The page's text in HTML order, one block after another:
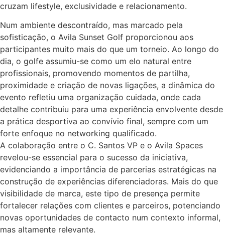
cruzam lifestyle, exclusividade e relacionamento.
Num ambiente descontraído, mas marcado pela
sofisticação, o Avila Sunset Golf proporcionou aos
participantes muito mais do que um torneio. Ao longo do
dia, o golfe assumiu-se como um elo natural entre
profissionais, promovendo momentos de partilha,
proximidade e criação de novas ligações, a dinâmica do
evento refletiu uma organização cuidada, onde cada
detalhe contribuiu para uma experiência envolvente desde
a prática desportiva ao convívio final, sempre com um
forte enfoque no networking qualificado.
A colaboração entre o C. Santos VP e o Avila Spaces
revelou-se essencial para o sucesso da iniciativa,
evidenciando a importância de parcerias estratégicas na
construção de experiências diferenciadoras. Mais do que
visibilidade de marca, este tipo de presença permite
fortalecer relações com clientes e parceiros, potenciando
novas oportunidades de contacto num contexto informal,
mas altamente relevante.